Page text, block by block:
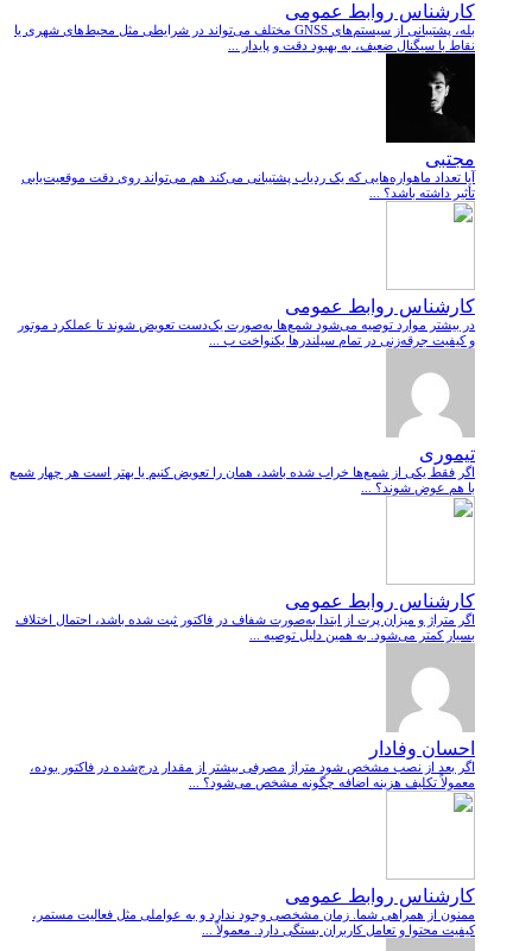
کارشناس روابط عمومی
بله، پشتیبانی از سیستم‌های GNSS مختلف می‌تواند در شرایطی مثل محیط‌های شهری یا
نقاط با سیگنال ضعیف، به بهبود دقت و پایدار ...
مجتبی
آیا تعداد ماهواره‌هایی که یک ردیاب پشتیبانی می‌کند هم می‌تواند روی دقت موقعیت‌یابی
تأثیر داشته باشد؟ ...
کارشناس روابط عمومی
در بیشتر موارد توصیه می‌شود شمع‌ها به‌صورت یک‌دست تعویض شوند تا عملکرد موتور
و کیفیت جرقه‌زنی در تمام سیلندرها یکنواخت ب ...
تیموری
اگر فقط یکی از شمع‌ها خراب شده باشد، همان را تعویض کنیم یا بهتر است هر چهار شمع
با هم عوض شوند؟ ...
کارشناس روابط عمومی
اگر متراژ و میزان پرت از ابتدا به‌صورت شفاف در فاکتور ثبت شده باشد، احتمال اختلاف
بسیار کمتر می‌شود. به همین دلیل توصیه ...
احسان وفادار
اگر بعد از نصب مشخص شود متراژ مصرفی بیشتر از مقدار درج‌شده در فاکتور بوده،
معمولاً تکلیف هزینه اضافه چگونه مشخص می‌شود؟ ...
کارشناس روابط عمومی
ممنون از همراهی شما. زمان مشخصی وجود ندارد و به عواملی مثل فعالیت مستمر،
کیفیت محتوا و تعامل کاربران بستگی دارد. معمولاً ...